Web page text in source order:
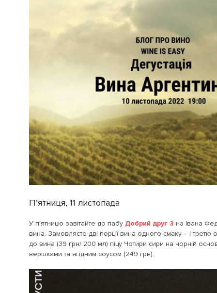
Пʼятниця, 11 листопада
У п’ятницю завітайте до пабу Добрий друг 3 на Івана
вина. Замовляєте дві порції вина одного смаку – і
до вина (39 грн/ 200 мл) піцу Чотири сири на чорній
вершками та ягідним соусом (249 грн).